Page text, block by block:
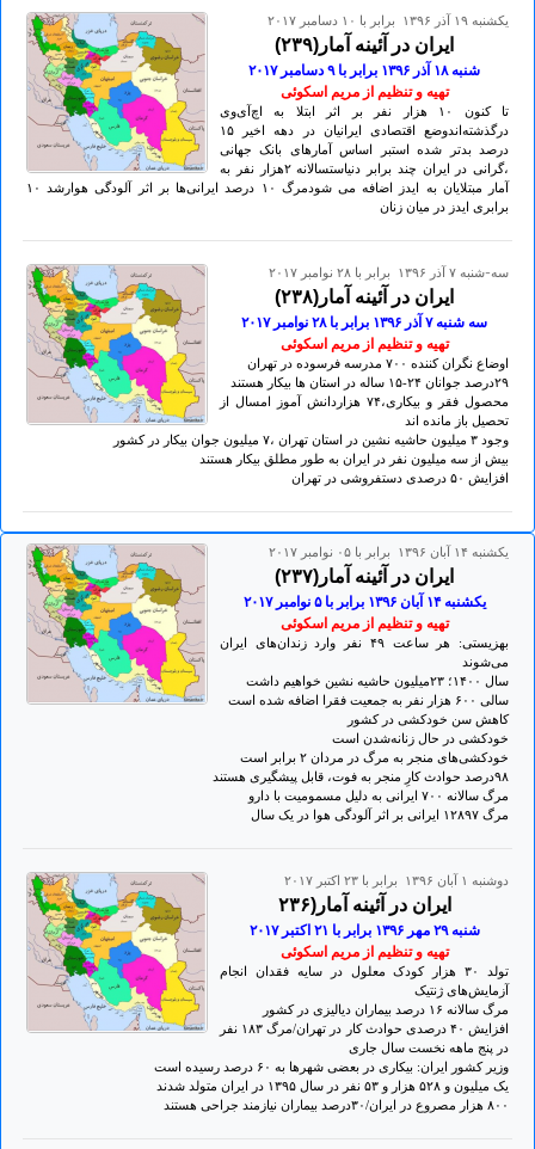
يكشنبه ۱۹ آذر ۱۳۹۶ برابر با ۱۰ دسامبر ۲۰۱۷
ایران در آئینه آمار(۲۳۹)
شنبه ۱۸ آذر ۱۳۹۶ برابر با ۹ دسامبر ۲٠۱۷
تهيه و تنظيم از مريم اسکوئی
تا کنون ۱٠ هزار نفر بر اثر ابتلا به اچ‌آی‌وی
درگذشته‌اندوضع اقتصادی ایرانیان در دهه اخیر ۱۵
درصد بدتر شده استبر اساس آمارهای بانک جهانی
،گرانی در ایران چند برابر دنیاستسالانه ۲هزار نفر به
آمار مبتلایان به ایدز اضافه می شودمرگ ۱٠ درصد ایرانی‌ها بر اثر آلودگی هوارشد ۱٠
برابری ایدز در میان زنان
سه-شنبه ۷ آذر ۱۳۹۶ برابر با ۲۸ نوامبر ۲۰۱۷
ایران در آئینه آمار(۲۳۸)
سه شنبه ۷ آذر ۱۳۹۶ برابر با ۲۸ نوامبر ۲٠۱۷
تهيه و تنظيم از مريم اسکوئی
اوضاع نگران کننده ۷٠٠ مدرسه فرسوده در تهران
۲۹درصد جوانان ۲۴-۱۵ ساله در استان ها بیکار هستند
محصول فقر و بیکاری،۷۴ هزاردانش آموز امسال از
تحصیل باز مانده اند
وجود ۳ میلیون حاشیه نشین در استان تهران ،۷ میلیون جوان بیکار در کشور
بیش از سه میلیون نفر در ایران به طور مطلق بیکار هستند
افزایش ۵٠ درصدی دستفروشی در تهران
يكشنبه ۱۴ آبان ۱۳۹۶ برابر با ۰۵ نوامبر ۲۰۱۷
ایران در آئینه آمار(۲۳۷)
يكشنبه ۱۴ آبان ۱۳۹۶ برابر با ۵ نوامبر ۲٠۱۷
تهيه و تنظيم از مريم اسکوئی
بهزیستی: هر ساعت ۴۹ نفر وارد زندان‌های ایران
می‌شوند
سال ۱۴٠٠؛ ۲۳میلیون حاشیه نشین خواهیم داشت
سالی ۶٠٠‌ هزار نفر به جمعیت فقرا اضافه شده است
کاهش سن خودکشی در کشور
خودکشی در حال زنانه‌شدن است
خودکشی‌های منجر به مرگ در مردان ۲ برابر است
۹۸درصد حوادث کارِ منجر به فوت، قابل پیشگیری هستند
مرگ سالانه ۷٠٠ ایرانی به دلیل مسمومیت‌ با دارو
مرگ ۱۲۸۹۷ ایرانی بر اثر آلودگی هوا در یک سال
دوشنبه ۱ آبان ۱۳۹۶ برابر با ۲۳ اکتبر ۲۰۱۷
ایران در آئینه آمار(۲۳۶
شنبه ۲۹ مهر ۱۳۹۶ برابر با ۲۱ اکتبر ۲٠۱۷
تهيه و تنظيم از مريم اسکوئی
تولد ۳٠ هزار کودک معلول در سایه فقدان انجام
آزمایش‌های ژنتیک
مرگ سالانه ۱۶ درصد بیماران دیالیزی در کشور
افزایش ۴٠ درصدی حوادث کار در تهران/مرگ ۱۸۳ نفر
در پنج ماهه نخست سال جاری
وزیر کشور ایران: بیکاری در بعضی شهرها به ۶٠ درصد رسیده است
یک میلیون و ۵۲۸ هزار و ۵۳ نفر در سال ۱۳۹۵ در ایران متولد شدند
۸٠٠ هزار مصروع در ایران/۳٠درصد بیماران نیازمند جراحی هستند